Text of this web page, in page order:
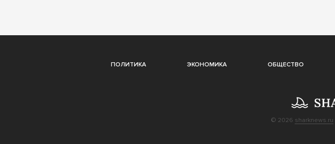
ПОЛИТИКА ЭКОНОМИКА ОБЩЕСТВО
© 2026 sharknews.ru